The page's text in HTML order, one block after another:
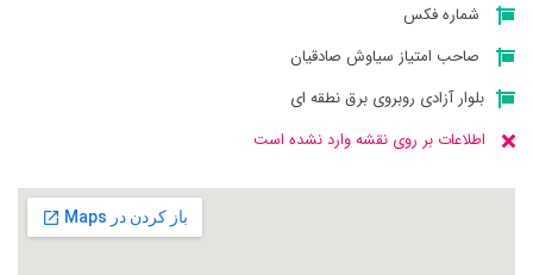
شماره فکس
صاحب امتیاز سیاوش صادقیان
بلوار آزادی روبروی برق نطقه ای
اطلاعات بر روی نقشه وارد نشده است